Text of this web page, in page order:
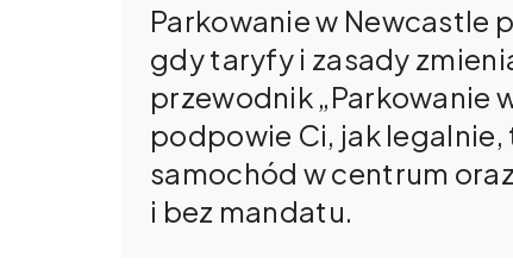
Parkowanie w Newcastle
gdy taryfy i zasady
przewodnik „Parkowanie
podpowie Ci, jak
samochód w centrum
i bez mandatu.